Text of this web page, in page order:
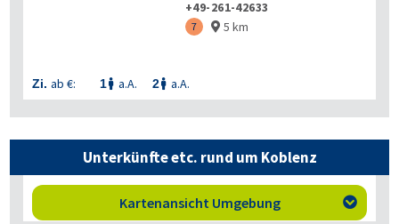
+49-261-42633
7  5 km
Zi. ab €: 1 a.A. 2 a.A.
Unterkünfte etc. rund um Koblenz
Kartenansicht Umgebung 